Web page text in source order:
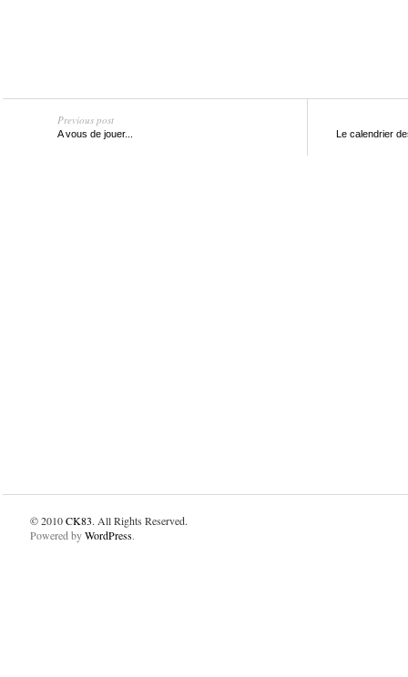
Previous post
A vous de jouer... Le calendrier
© 2010CK83. All Rights Reserved.
Powered byWordPress.